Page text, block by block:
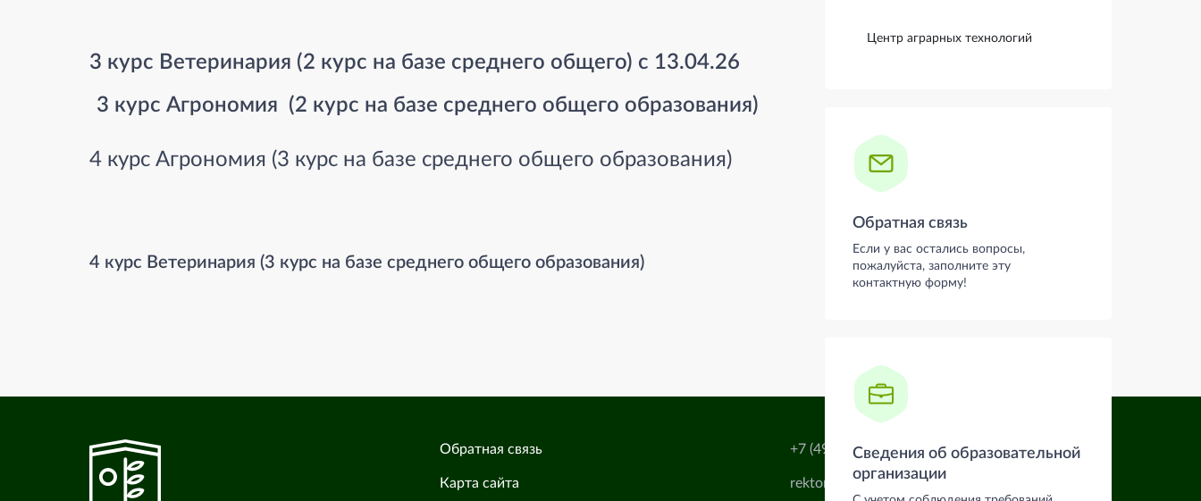
3 курс Ветеринария (2 курс на базе среднего общего) с 13.04.26
3 курс Агрономия (2 курс на базе среднего общего образования)
4 курс Агрономия (3 курс на базе среднего общего образования)
4 курс Ветеринария (3 курс на базе среднего общего образования)
Центр аграрных технологий
Обратная связь
Если у вас остались вопросы,
пожалуйста, заполните эту
контактную форму!
Сведения об образовательной
организации
Обратная связь
Карта сайта
+7 (4932) 32-54-02
rektorat@ivgsha.ru